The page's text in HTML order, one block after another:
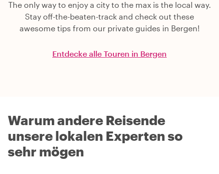
The only way to enjoy a city to the max is the local way.
Stay off-the-beaten-track and check out these
awesome tips from our private guides in Bergen!
Entdecke alle Touren in Bergen
Warum andere Reisende
unsere lokalen Experten so
sehr mögen